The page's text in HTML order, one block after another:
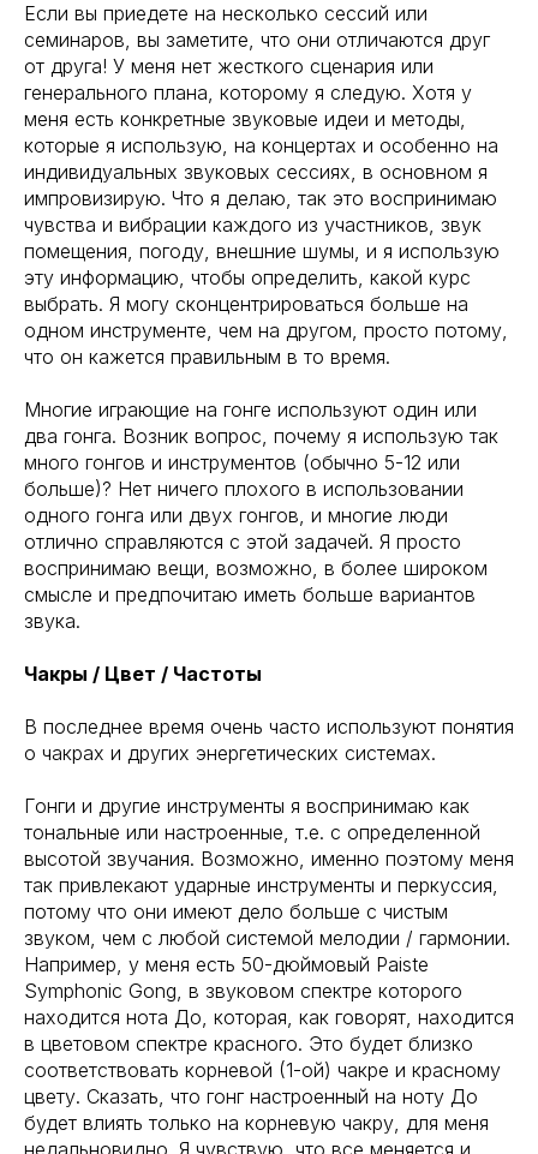
Если вы приедете на несколько сессий или
семинаров, вы заметите, что они отличаются друг
от друга! У меня нет жесткого сценария или
генерального плана, которому я следую. Хотя у
меня есть конкретные звуковые идеи и методы,
которые я использую, на концертах и особенно на
индивидуальных звуковых сессиях, в основном я
импровизирую. Что я делаю, так это воспринимаю
чувства и вибрации каждого из участников, звук
помещения, погоду, внешние шумы, и я использую
эту информацию, чтобы определить, какой курс
выбрать. Я могу сконцентрироваться больше на
одном инструменте, чем на другом, просто потому,
что он кажется правильным в то время.
Многие играющие на гонге используют один или
два гонга. Возник вопрос, почему я использую так
много гонгов и инструментов (обычно 5-12 или
больше)? Нет ничего плохого в использовании
одного гонга или двух гонгов, и многие люди
отлично справляются с этой задачей. Я просто
воспринимаю вещи, возможно, в более широком
смысле и предпочитаю иметь больше вариантов
звука.
Чакры / Цвет / Частоты
В последнее время очень часто используют понятия
о чакрах и других энергетических системах.
Гонги и другие инструменты я воспринимаю как
тональные или настроенные, т.е. с определенной
высотой звучания. Возможно, именно поэтому меня
так привлекают ударные инструменты и перкуссия,
потому что они имеют дело больше с чистым
звуком, чем с любой системой мелодии / гармонии.
Например, у меня есть 50-дюймовый Paiste
Symphonic Gong, в звуковом спектре которого
находится нота До, которая, как говорят, находится
в цветовом спектре красного. Это будет близко
соответствовать корневой (1-ой) чакре и красному
цвету. Сказать, что гонг настроенный на ноту До
будет влиять только на корневую чакру, для меня
недальновидно. Я чувствую, что все меняется и